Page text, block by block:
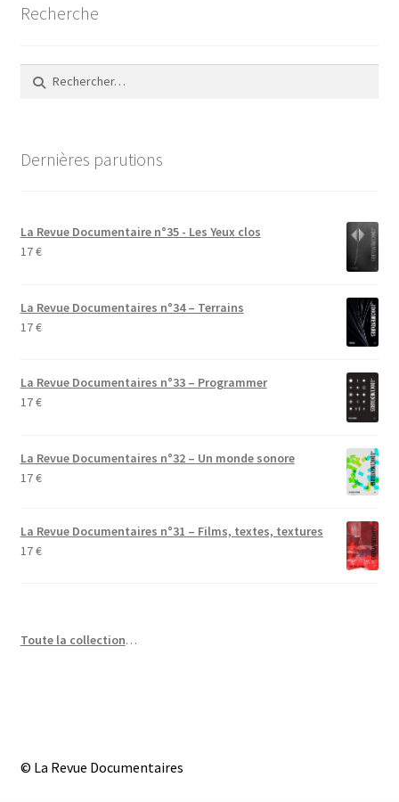
Recherche
Dernières parutions
La Revue Documentaire n°35 - Les Yeux clos
17€
La Revue Documentaires n°34 – Terrains
17€
La Revue Documentaires n°33 – Programmer
17€
La Revue Documentaires n°32 – Un monde sonore
17€
La Revue Documentaires n°31 – Films, textes, textures
17€
Toute la collection…
© La Revue Documentaires